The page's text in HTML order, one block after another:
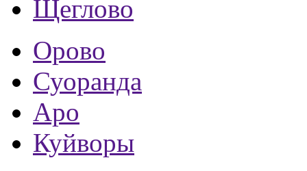
Щеглово
Орово
Суоранда
Аро
Куйворы